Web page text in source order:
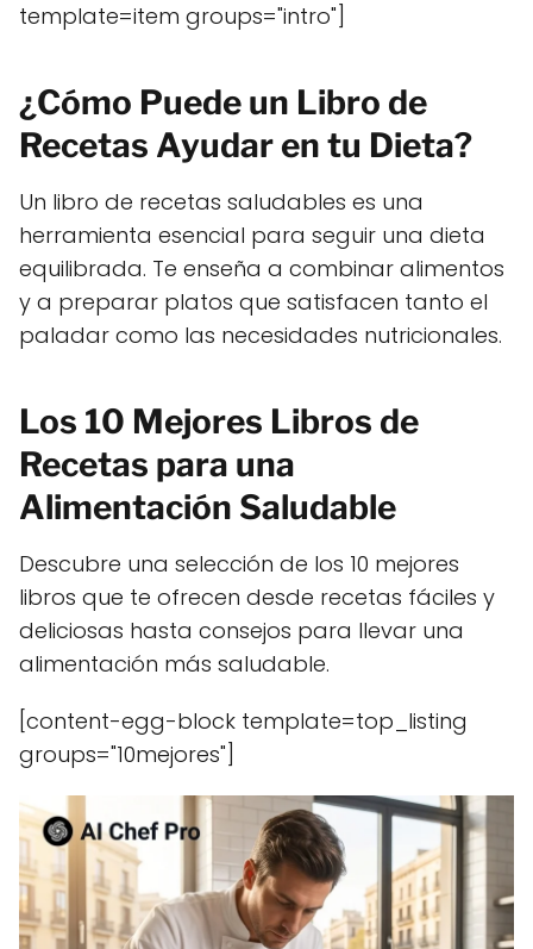
template=item groups="intro"]
¿Cómo Puede un Libro de
Recetas Ayudar en tu Dieta?
Un libro de recetas saludables es una
herramienta esencial para seguir una dieta
equilibrada. Te enseña a combinar alimentos
y a preparar platos que satisfacen tanto el
paladar como las necesidades nutricionales.
Los 10 Mejores Libros de
Recetas para una
Alimentación Saludable
Descubre una selección de los 10 mejores
libros que te ofrecen desde recetas fáciles y
deliciosas hasta consejos para llevar una
alimentación más saludable.
[content-egg-block template=top_listing
groups="10mejores"]